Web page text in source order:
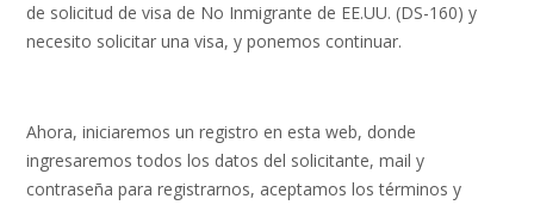
de solicitud de visa de No Inmigrante de EE.UU. (DS-160) y
necesito solicitar una visa, y ponemos continuar.
Ahora, iniciaremos un registro en esta web, donde
ingresaremos todos los datos del solicitante, mail y
contraseña para registrarnos, aceptamos los términos y